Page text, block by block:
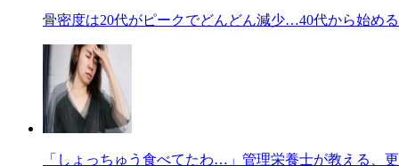
骨密度は20代がピークでどんどん減少…40代から始め
「しょっちゅう食べてたわ…」管理栄養士が教える、